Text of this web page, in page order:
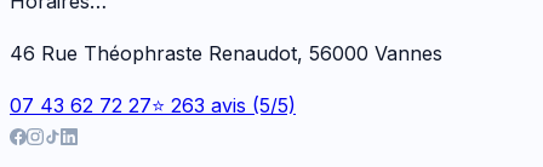
46 Rue Théophraste Renaudot, 56000 Vannes
07 43 62 72 27⭐ 263 avis (5/5)